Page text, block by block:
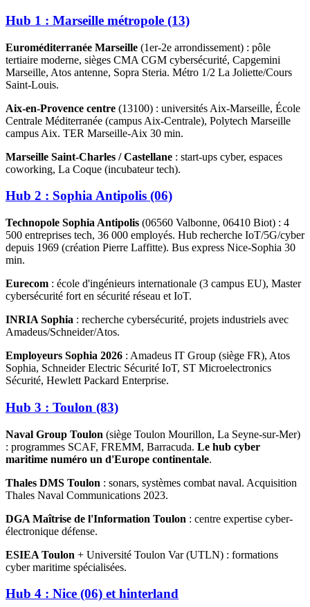
Hub 1 : Marseille métropole (13)
Euroméditerranée Marseille (1er-2e arrondissement) : pôle
tertiaire moderne, sièges CMA CGM cybersécurité, Capgemini
Marseille, Atos antenne, Sopra Steria. Métro 1/2 La Joliette/Cours
Saint-Louis.
Aix-en-Provence centre (13100) : universités Aix-Marseille, École
Centrale Méditerranée (campus Aix-Centrale), Polytech Marseille
campus Aix. TER Marseille-Aix 30 min.
Marseille Saint-Charles / Castellane : start-ups cyber, espaces
coworking, La Coque (incubateur tech).
Hub 2 : Sophia Antipolis (06)
Technopole Sophia Antipolis (06560 Valbonne, 06410 Biot) : 4
500 entreprises tech, 36 000 employés. Hub recherche IoT/5G/cyber
depuis 1969 (création Pierre Laffitte). Bus express Nice-Sophia 30
min.
Eurecom : école d'ingénieurs internationale (3 campus EU), Master
cybersécurité fort en sécurité réseau et IoT.
INRIA Sophia : recherche cybersécurité, projets industriels avec
Amadeus/Schneider/Atos.
Employeurs Sophia 2026 : Amadeus IT Group (siège FR), Atos
Sophia, Schneider Electric Sécurité IoT, ST Microelectronics
Sécurité, Hewlett Packard Enterprise.
Hub 3 : Toulon (83)
Naval Group Toulon (siège Toulon Mourillon, La Seyne-sur-Mer)
: programmes SCAF, FREMM, Barracuda. Le hub cyber
maritime numéro un d'Europe continentale.
Thales DMS Toulon : sonars, systèmes combat naval. Acquisition
Thales Naval Communications 2023.
DGA Maîtrise de l'Information Toulon : centre expertise cyber-
électronique défense.
ESIEA Toulon + Université Toulon Var (UTLN) : formations
cyber maritime spécialisées.
Hub 4 : Nice (06) et hinterland